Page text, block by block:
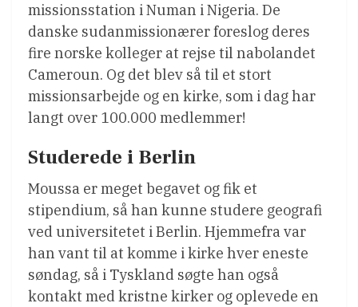
missionsstation i Numan i Nigeria. De
danske sudanmissionærer foreslog deres
fire norske kolleger at rejse til nabolandet
Cameroun. Og det blev så til et stort
missionsarbejde og en kirke, som i dag har
langt over 100.000 medlemmer!
Studerede i Berlin
Moussa er meget begavet og fik et
stipendium, så han kunne studere geografi
ved universitetet i Berlin. Hjemmefra var
han vant til at komme i kirke hver eneste
søndag, så i Tyskland søgte han også
kontakt med kristne kirker og oplevede en